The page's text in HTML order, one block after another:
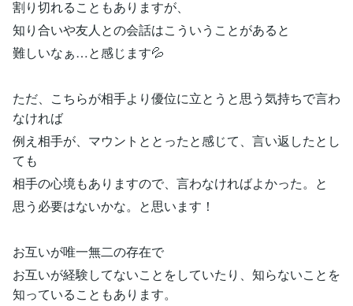
割り切れることもありますが、
知り合いや友人との会話はこういうことがあると
難しいなぁ…と感じます💦
ただ、こちらが相手より優位に立とうと思う気持ちで言わ
なければ
例え相手が、マウントととったと感じて、言い返したとし
ても
相手の心境もありますので、言わなければよかった。と
思う必要はないかな。と思います！
お互いが唯一無二の存在で
お互いが経験してないことをしていたり、知らないことを
知っていることもあります。